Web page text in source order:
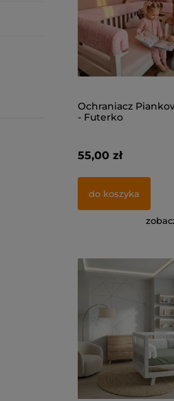
Ochraniacz
- Futerko
55,00 zł
do koszyka